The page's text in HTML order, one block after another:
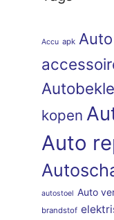
Accu apk Auto
kopen
Auto
autostoel Auto
brandstof